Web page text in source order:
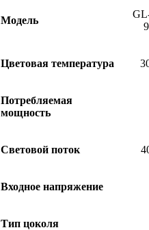
Модель
Цветовая температура
Потребляемая
мощность
Световой поток
Входное напряжение
Тип цоколя